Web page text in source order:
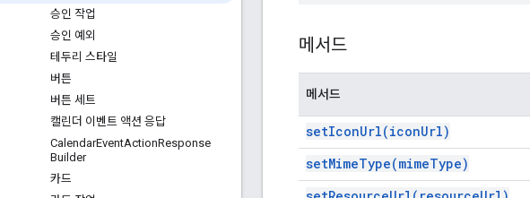
승인 작업
승인 예외
테두리 스타일
버튼
버튼 세트
캘린더 이벤트 액션 응답
CalendarEventActionResponse
Builder
카드
메서드
메서드
setIconUrl(iconUrl)
setMimeType(mimeType)